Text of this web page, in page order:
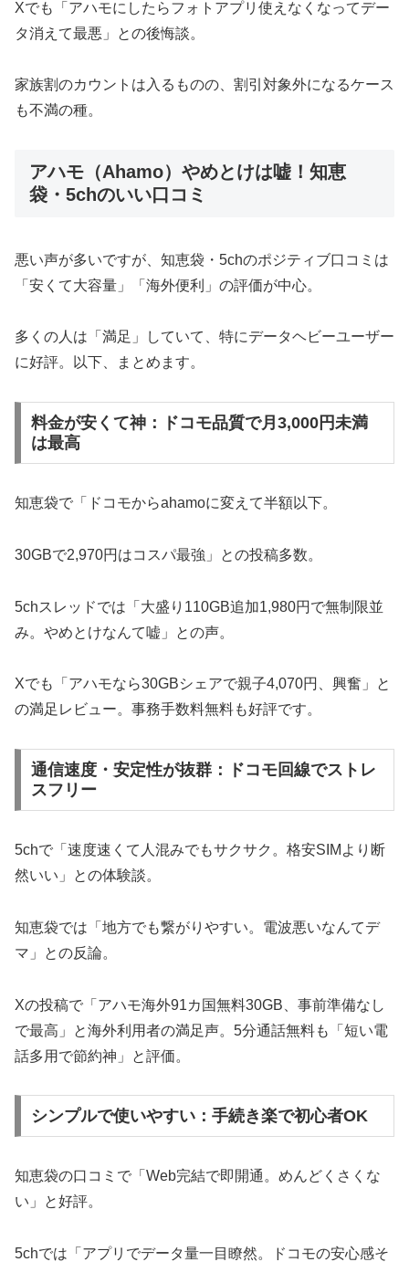
Xでも「アハモにしたらフォトアプリ使えなくなってデー
タ消えて最悪」との後悔談。
家族割のカウントは入るものの、割引対象外になるケース
も不満の種。
アハモ（Ahamo）やめとけは嘘！知恵
袋・5chのいい口コミ
悪い声が多いですが、知恵袋・5chのポジティブ口コミは
「安くて大容量」「海外便利」の評価が中心。
多くの人は「満足」していて、特にデータヘビーユーザー
に好評。以下、まとめます。
料金が安くて神：ドコモ品質で月3,000円未満
は最高
知恵袋で「ドコモからahamoに変えて半額以下。
30GBで2,970円はコスパ最強」との投稿多数。
5chスレッドでは「大盛り110GB追加1,980円で無制限並
み。やめとけなんて嘘」との声。
Xでも「アハモなら30GBシェアで親子4,070円、興奮」と
の満足レビュー。事務手数料無料も好評です。
通信速度・安定性が抜群：ドコモ回線でストレ
スフリー
5chで「速度速くて人混みでもサクサク。格安SIMより断
然いい」との体験談。
知恵袋では「地方でも繋がりやすい。電波悪いなんてデ
マ」との反論。
Xの投稿で「アハモ海外91カ国無料30GB、事前準備なし
で最高」と海外利用者の満足声。5分通話無料も「短い電
話多用で節約神」と評価。
シンプルで使いやすい：手続き楽で初心者OK
知恵袋の口コミで「Web完結で即開通。めんどくさくな
い」と好評。
5chでは「アプリでデータ量一目瞭然。ドコモの安心感そ